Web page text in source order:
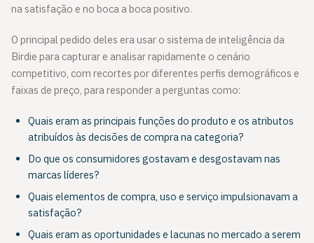
na satisfação e no boca a boca positivo.
O principal pedido deles era usar o sistema de inteligência da
Birdie para capturar e analisar rapidamente o cenário
competitivo, com recortes por diferentes perfis demográficos e
faixas de preço, para responder a perguntas como:
Quais eram as principais funções do produto e os atributos
atribuídos às decisões de compra na categoria?
Do que os consumidores gostavam e desgostavam nas
marcas líderes?
Quais elementos de compra, uso e serviço impulsionavam a
satisfação?
Quais eram as oportunidades e lacunas no mercado a serem